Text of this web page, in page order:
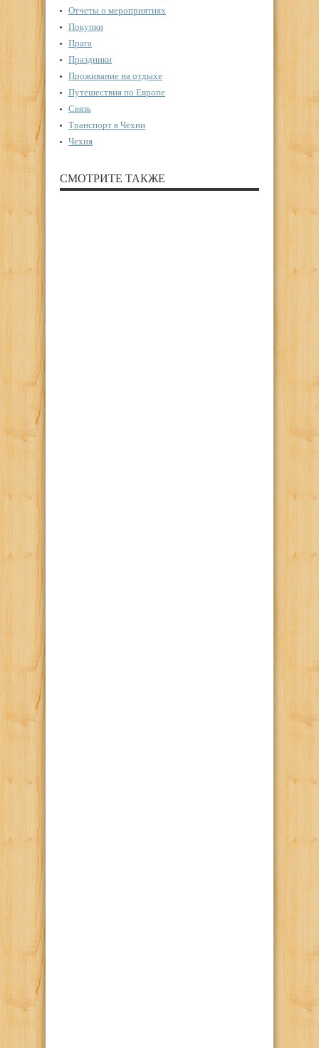
Отчеты о мероприятиях
Покупки
Прага
Праздники
Проживание на отдыхе
Путешествия по Европе
Связь
Транспорт в Чехии
Чехия
СМОТРИТЕ ТАКЖЕ